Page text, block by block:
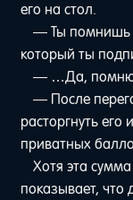
его на стол.
— Ты помнишь
который ты
— …Да,
— После
расторгнуть
приватных
Хотя эта
показывает, что